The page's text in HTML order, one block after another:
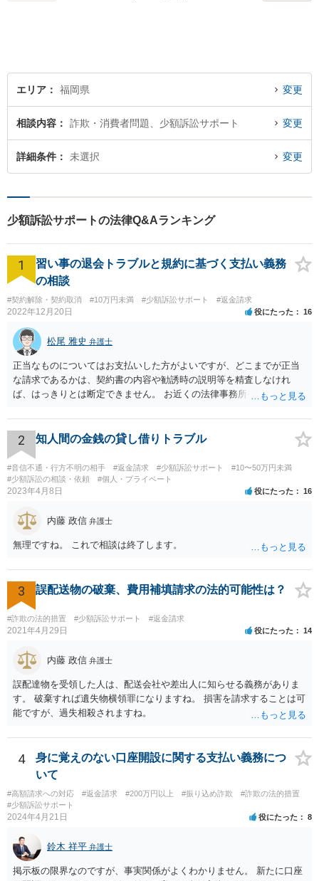
エリア 福岡県 変更
相談内容 詐欺・消費者問題、少額訴訟サポート 変更
詳細条件 未選択 変更
少額訴訟サポートの法律Q&Aランキング
1
習い事の退会トラブルと規約に基づく支払い義務
の相談
#契約解除・契約取消 #10万円未満 #少額訴訟サポート #返金請求
2022年12月20日 役にたった 16
松尾 雅史 弁護士
正当なものについてはお支払いした方がよいですが、どこまでが正当
な請求であるかは、契約書の内容や勧誘時の説明等を精査しなけれ
ば、はっきりとは断定できません。 お近くの法律事務所や、市役所・
費者生活センター(https://www.kokusen.go.jp/map/)も親身に相談に乗
ってくれますので、一度ご利用されることをおすすめします。
2 知人間の金銭の貸し借りトラブル
#音信不通・行方不明の相手 #返金請求 #少額訴訟サポート
#10〜50万円未満
#少額訴訟の相談・依頼
#個人・プライベート
2023年4月8日 役にたった 16
内藤 政信 弁護士
無理ですね。 これで相談は終了します。
3 誤配送物の破棄、費用補填請求の法的可能性は？
#詐欺の法的措置 #少額訴訟サポート #返金請求
2021年4月29日 役にたった 14
内藤 政信 弁護士
誤配達物を受領した人は、配送会社や差出人に知らせる義務がありま
す。 破棄すれば遺失物横領罪になりますね。 損害を請求することは可
能ですが、過失相殺されますね。
4
身に覚えのない口座開設に関する支払い義務につ
いて
#高額請求への対応 #返金請求 #200万円以上 #振り込め詐欺
#詐欺の法的措置
#少額訴訟サポート
2024年4月21日 役にたった 8
鈴木 祥平 弁護士
掲示板の限界なのですが、事実関係がよくわかりません。 新たに口座